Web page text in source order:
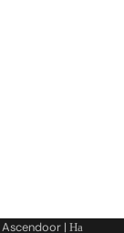
Ascendoor | На